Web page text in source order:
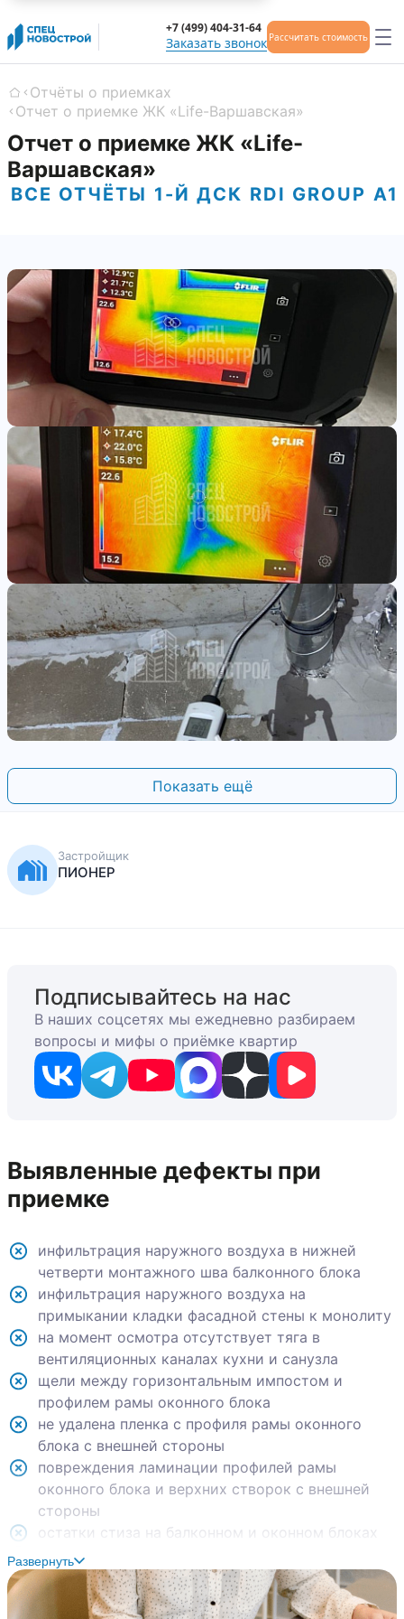
Заказать звонок
+7 (499) 404-31-64
Рассчитать стоимость
Главная
Отчёты о приемках
Отчет о приемке ЖК «Life-Варшавская»
Отчет о приемке ЖК «Life-
Варшавская»
ВСЕ ОТЧЁТЫ 1-Й ДСК RDI GROUP
Показать ещё
Застройщик
ПИОНЕР
Подписывайтесь на нас
В наших соцсетях мы ежедневно разбираем
вопросы и мифы о приёмке квартир
Выявленные дефекты при
приемке
инфильтрация наружного воздуха в нижней
четверти монтажного шва балконного блока
инфильтрация наружного воздуха на
примыкании кладки фасадной стены к монолиту
на момент осмотра отсутствует тяга в
вентиляционных каналах кухни и санузла
щели между горизонтальным импостом и
профилем рамы оконного блока
не удалена пленка с профиля рамы оконного
блока с внешней стороны
повреждения ламинации профилей рамы
оконного блока и верхних створок с внешней
стороны
остатки стиза на балконном и оконном блоках
отсутствуют накладки дренажных отверстий
балконного блока
повреждения на профиле балконного блока с
Развернуть